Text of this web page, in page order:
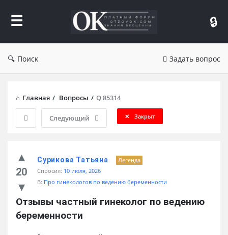
Отзывы
Поиск Задать вопрос
Главная / Вопросы / Q 85314
Следующий Закрыт
20
Сурикова Татьяна
Легенда
Спросил: 10 июля, 2026
В: Про гинекологов по ведению беременности
Отзывы частный гинеколог по ведению
беременности